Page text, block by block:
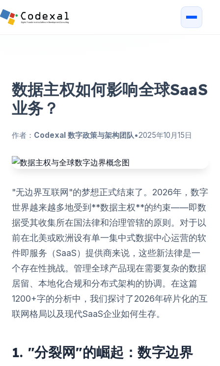
数据主权如何影响全球SaaS
业务？
作者： Codexal 数字政策与架构团队•2025年10月15日
"无边界互联网"的梦想正式结束了。2026年，数字
世界越来越多地受到**数据主权**的约束——即数
据受其收集所在国法律和治理管辖的原则。对于以
前在北美或欧洲设有单一集中式数据中心运营的软
件即服务（SaaS）提供商来说，这些新法律是一
个存在性挑战。管理全球产品现在需要复杂的数据
居留、本地化合规和分布式架构的协调。在这篇
1200+字的分析中，我们探讨了2026年碎片化的互
联网格局以及现代SaaS企业如何生存。
1. "分裂网"的崛起：数字边界